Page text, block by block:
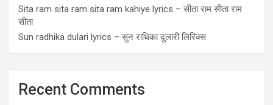
Sita ram sita ram sita ram kahiye lyrics – सीता राम सीता राम
सीता
Sun radhika dulari lyrics – सुन राधिका दुलारी लिरिक्स
Recent Comments